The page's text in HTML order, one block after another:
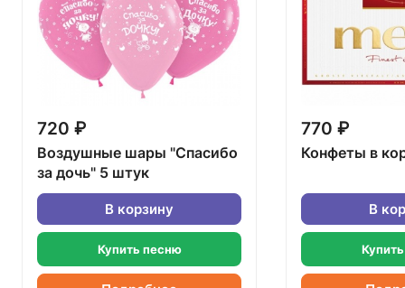
720 ₽
Воздушные шары "Спасибо
за дочь" 5 штук
В корзину
Купить песню
770 ₽
Конфеты в
В